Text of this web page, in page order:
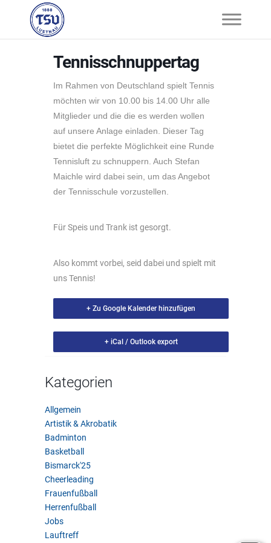
Tennisschnuppertag
Im Rahmen von Deutschland spielt Tennis
möchten wir von 10.00 bis 14.00 Uhr alle
Mitglieder und die die es werden wollen
auf unsere Anlage einladen. Dieser Tag
bietet die perfekte Möglichkeit eine Runde
Tennisluft zu schnuppern. Auch Stefan
Maichle wird dabei sein, um das Angebot
der Tennisschule vorzustellen.
Für Speis und Trank ist gesorgt.
Also kommt vorbei, seid dabei und spielt mit
uns Tennis!
+ Zu Google Kalender hinzufügen
+ iCal / Outlook export
Kategorien
Allgemein
Artistik & Akrobatik
Badminton
Basketball
Bismarck'25
Cheerleading
Frauenfußball
Herrenfußball
Jobs
Lauftreff